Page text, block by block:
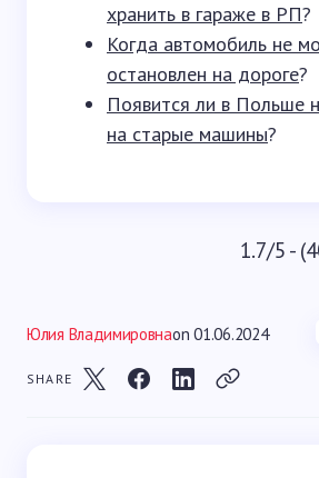
хранить в гараже в РП?
Когда автомобиль не
остановлен на дороге?
Появится ли в Польше
на старые машины?
1.7/5 -
Юлия Владимировнаon 01.06.2024
SHARE